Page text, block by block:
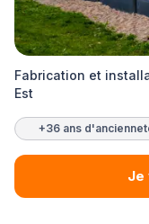
Fabrication et
Est
+36 ans
Je